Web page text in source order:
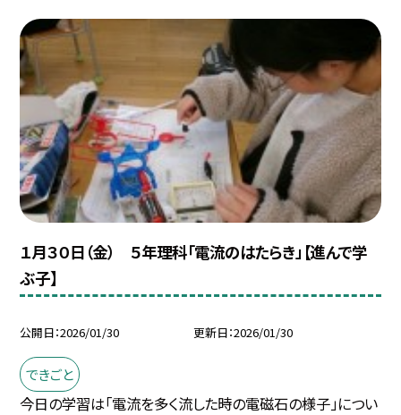
１月３０日（金） ５年理科「電流のはたらき」【進んで学
ぶ子】
公開日 2026/01/30 更新日 2026/01/30
できごと
今日の学習は「電流を多く流した時の電磁石の様子」につい